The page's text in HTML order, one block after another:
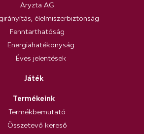
Aryzta AG
élelmiszerbiztonság
Fenntarthatóság
Energiahatékonyság
Éves jelentések
Játék
Termékeink
Termékbemutató
Összetevő kereső